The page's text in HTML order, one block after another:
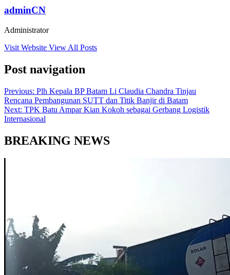
adminCN
Administrator
Visit Website View All Posts
Post navigation
Previous: Plh Kepala BP Batam Li Claudia Chandra Tinjau
Rencana Pembangunan SUTT dan Titik Banjir di Batam
Next: TPK Batu Ampar Kian Kokoh sebagai Gerbang Logistik
Internasional
BREAKING NEWS